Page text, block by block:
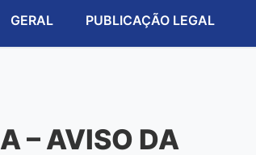
GERAL PUBLICAÇÃO LEGAL
– AVISO DA